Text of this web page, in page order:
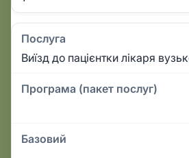
Послуга
Виїзд до пацієнтки лікаря
Програма (пакет послуг)
Базовий